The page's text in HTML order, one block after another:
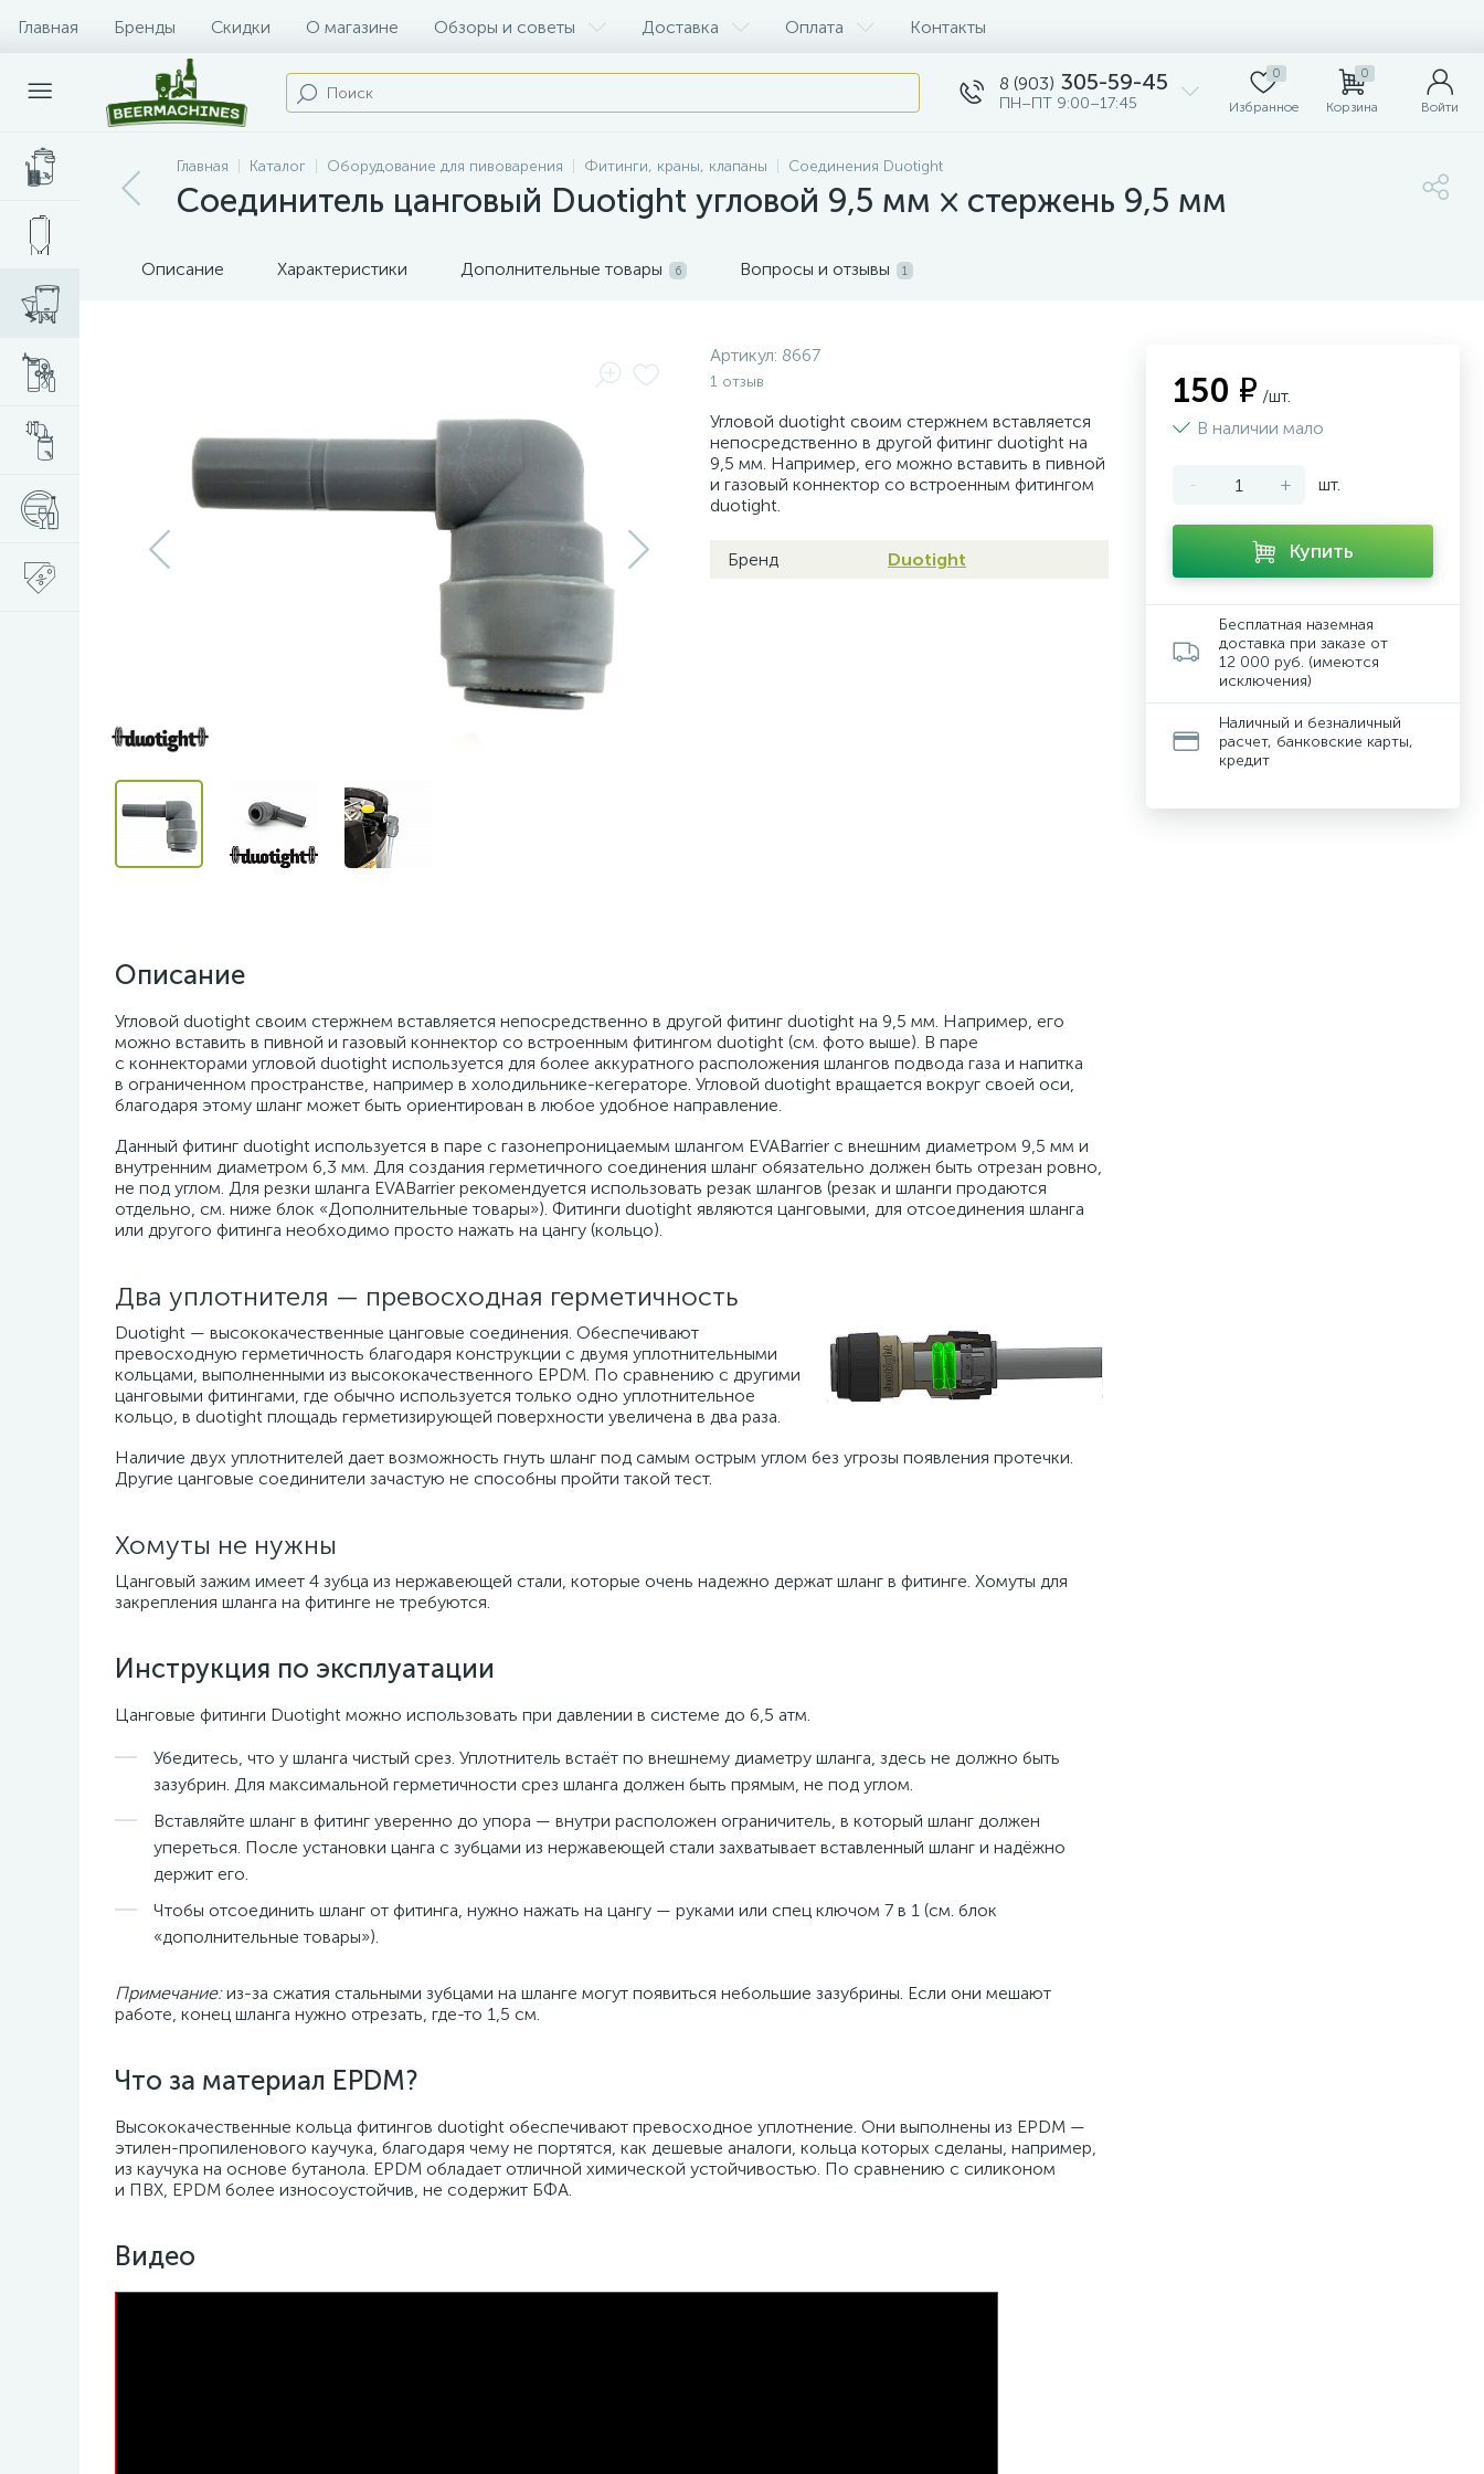
Главная Бренды Скидки О магазине Обзоры и советы Доставка Оплата Контакты
8 (903) 305-59-45
ПН–ПТ 9:00–17:45
0
Избранное
0
Корзина Войти
Главная Каталог Оборудование для пивоварения Фитинги, краны, клапаны Соединения Duotight
Соединитель цанговый Duotight угловой 9,5 мм × стержень 9,5 мм
Описание Характеристики Дополнительные товары 6 Вопросы и отзывы 1
Артикул: 8667
1 отзыв
Угловой duotight своим стержнем вставляется
непосредственно в другой фитинг duotight на
9,5 мм. Например, его можно вставить в пивной
и газовый коннектор со встроенным фитингом
duotight.
Бренд Duotight
Описание
Угловой duotight своим стержнем вставляется непосредственно в другой фитинг duotight на 9,5 мм. Например, его
можно вставить в пивной и газовый коннектор со встроенным фитингом duotight (см. фото выше). В паре
с коннекторами угловой duotight используется для более аккуратного расположения шлангов подвода газа и напитка
в ограниченном пространстве, например в холодильнике-кегераторе. Угловой duotight вращается вокруг своей оси,
благодаря этому шланг может быть ориентирован в любое удобное направление.
Данный фитинг duotight используется в паре с газонепроницаемым шлангом EVABarrier с внешним диаметром 9,5 мм и
внутренним диаметром 6,3 мм. Для создания герметичного соединения шланг обязательно должен быть отрезан ровно,
не под углом. Для резки шланга EVABarrier рекомендуется использовать резак шлангов (резак и шланги продаются
отдельно, см. ниже блок «Дополнительные товары»). Фитинги duotight являются цанговыми, для отсоединения шланга
или другого фитинга необходимо просто нажать на цангу (кольцо).
Два уплотнителя — превосходная герметичность
Duotight — высококачественные цанговые соединения. Обеспечивают
превосходную герметичность благодаря конструкции с двумя уплотнительными
кольцами, выполненными из высококачественного EPDM. По сравнению с другими
цанговыми фитингами, где обычно используется только одно уплотнительное
кольцо, в duotight площадь герметизирующей поверхности увеличена в два раза.
Наличие двух уплотнителей дает возможность гнуть шланг под самым острым углом без угрозы появления протечки.
Другие цанговые соединители зачастую не способны пройти такой тест.
Хомуты не нужны
Цанговый зажим имеет 4 зубца из нержавеющей стали, которые очень надежно держат шланг в фитинге. Хомуты для
закрепления шланга на фитинге не требуются.
Инструкция по эксплуатации
Цанговые фитинги Duotight можно использовать при давлении в системе до 6,5 атм.
Убедитесь, что у шланга чистый срез. Уплотнитель встаёт по внешнему диаметру шланга, здесь не должно быть
зазубрин. Для максимальной герметичности срез шланга должен быть прямым, не под углом.
Вставляйте шланг в фитинг уверенно до упора — внутри расположен ограничитель, в который шланг должен
упереться. После установки цанга с зубцами из нержавеющей стали захватывает вставленный шланг и надёжно
держит его.
Чтобы отсоединить шланг от фитинга, нужно нажать на цангу — руками или спец ключом 7 в 1 (см. блок
«дополнительные товары»).
Примечание:из-за сжатия стальными зубцами на шланге могут появиться небольшие зазубрины. Если они мешают
работе, конец шланга нужно отрезать, где-то 1,5 см.
Что за материал EPDM?
Высококачественные кольца фитингов duotight обеспечивают превосходное уплотнение. Они выполнены из EPDM —
этилен-пропиленового каучука, благодаря чему не портятся, как дешевые аналоги, кольца которых сделаны, например,
из каучука на основе бутанола. EPDM обладает отличной химической устойчивостью. По сравнению с силиконом
и ПВХ, EPDM более износоустойчив, не содержит БФА.
Видео
150 ₽ /шт.
В наличии мало
- + шт.
Купить
Бесплатная наземная
доставка при заказе от
12 000 руб. (имеются
исключения)
Наличный и безналичный
расчет, банковские карты,
кредит